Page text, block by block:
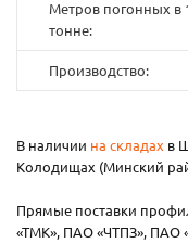
Метров погонных в
тонне:
Производство:
В наличии на складах в
Колодищах (Минский
Прямые поставки
«ТМК», ПАО «ЧТПЗ»,